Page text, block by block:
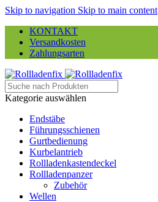
Skip to navigation Skip to main content
KONTAKT
Versandkosten
Zahlungsarten
Kategorie auswählen
Endstäbe
Führungsschienen
Gurtbedienung
Kurbelantrieb
Rollladenkastendeckel
Rollladenpanzer
Zubehör
Wellen